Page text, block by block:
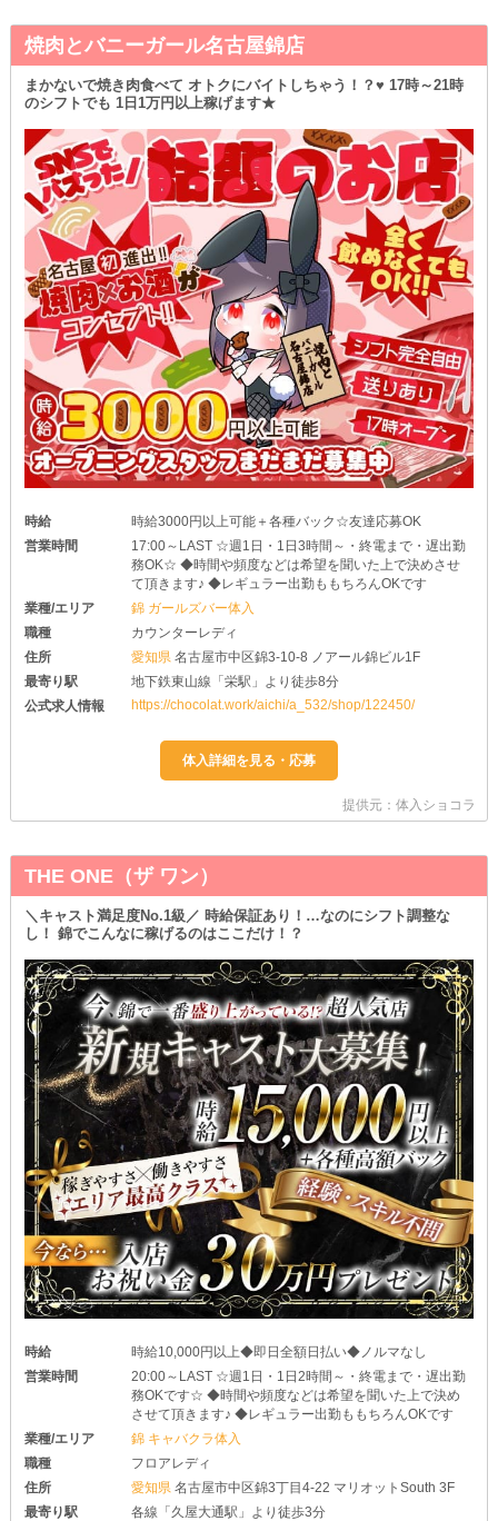
焼肉とバニーガール名古屋錦店
まかないで焼き肉食べて オトクにバイトしちゃう！？♥ 17時～21時
のシフトでも 1日1万円以上稼げます★
時給
時給3000円以上可能＋各種バック☆友達応募OK
営業時間
17:00～LAST ☆週1日・1日3時間～・終電まで・遅出勤
務OK☆ ◆時間や頻度などは希望を聞いた上で決めさせ
て頂きます♪ ◆レギュラー出勤ももちろんOKです
業種/エリア
錦 ガールズバー体入
職種
カウンターレディ
住所
愛知県名古屋市中区錦3-10-8 ノアール錦ビル1F
最寄り駅
地下鉄東山線「栄駅」より徒歩8分
公式求人情報
https://chocolat.work/aichi/a_532/shop/122450/
提供元：体入ショコラ
THE ONE（ザ ワン）
＼キャスト満足度No.1級／ 時給保証あり！…なのにシフト調整な
し！ 錦でこんなに稼げるのはここだけ！？
時給
時給10,000円以上◆即日全額日払い◆ノルマなし
営業時間
20:00～LAST ☆週1日・1日2時間～・終電まで・遅出勤
務OKです☆ ◆時間や頻度などは希望を聞いた上で決め
させて頂きます♪ ◆レギュラー出勤ももちろんOKです
業種/エリア
錦 キャバクラ体入
職種
フロアレディ
住所
愛知県名古屋市中区錦3丁目4-22 マリオットSouth 3F
最寄り駅
各線「久屋大通駅」より徒歩3分